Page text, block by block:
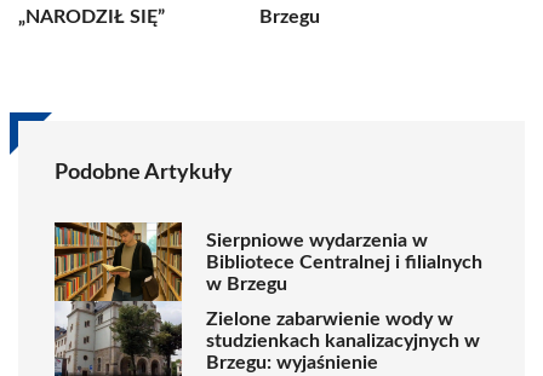
„NARODZIŁ SIĘ”
Brzegu
Podobne Artykuły
Sierpniowe wydarzenia w
Bibliotece Centralnej i filialnych
w Brzegu
Zielone zabarwienie wody w
studzienkach kanalizacyjnych w
Brzegu: wyjaśnienie